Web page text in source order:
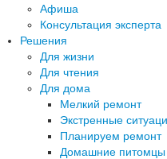
Афиша
Консультация эксперта
Решения
Для жизни
Для чтения
Для дома
Мелкий ремонт
Экстренные
Планируем ремонт
Домашние питомцы